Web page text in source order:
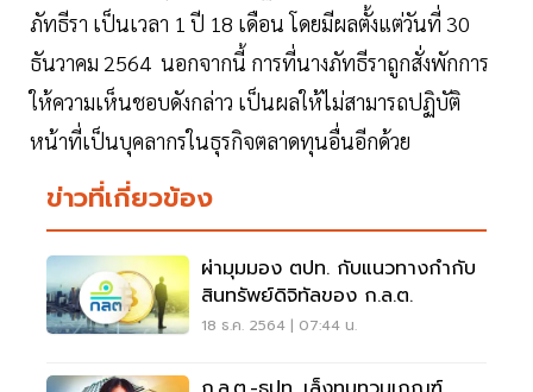
ภัทธีรา เป็นเวลา 1 ปี 18 เดือน โดยมีผลตั้งแต่วันที่ 30
ธันวาคม 2564 นอกจากนี้ การที่นางภัทธีราถูกสั่งพักการ
ให้ความเห็นชอบดังกล่าว เป็นผลให้ไม่สามารถปฏิบัติ
หน้าที่เป็นบุคลากรในธุรกิจตลาดทุนอื่นอีกด้วย
ข่าวที่เกี่ยวข้อง
ผ่ามุมมอง ตปท. กับแนวทางกำกับ
สินทรัพย์ดิจิทัลของ ก.ล.ต.
18 ธ.ค. 2564 | 07:44 น.